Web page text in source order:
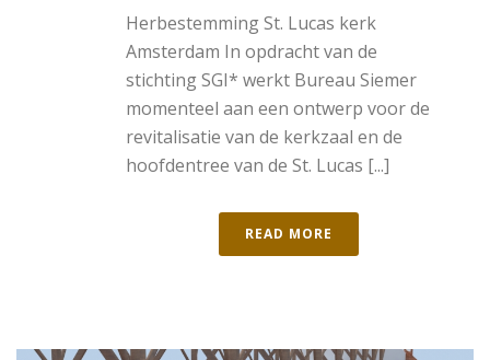
Herbestemming St. Lucas kerk
Amsterdam In opdracht van de
stichting SGI* werkt Bureau Siemer
momenteel aan een ontwerp voor de
revitalisatie van de kerkzaal en de
hoofdentree van de St. Lucas [...]
READ MORE